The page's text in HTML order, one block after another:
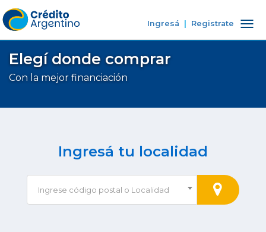
Ingresá Registrate
Elegí donde comprar
Con la mejor financiación
Ingresá tu localidad
Ingrese código postal o Localidad